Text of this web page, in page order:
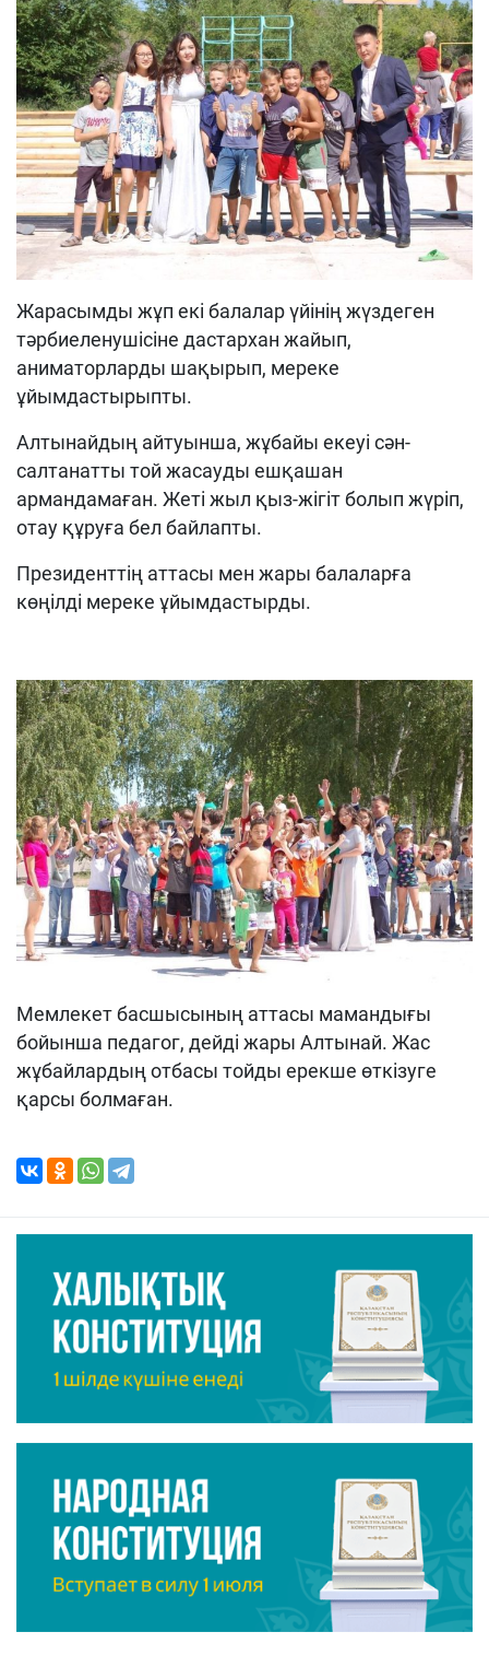
Жарасымды жұп екі балалар үйінің жүздеген
тәрбиеленушісіне дастархан жайып,
аниматорларды шақырып, мереке
ұйымдастырыпты.
Алтынайдың айтуынша, жұбайы екеуі сән-
салтанатты той жасауды ешқашан
армандамаған. Жеті жыл қыз-жігіт болып жүріп,
отау құруға бел байлапты.
Президенттің аттасы мен жары балаларға
көңілді мереке ұйымдастырды.
Мемлекет басшысының аттасы мамандығы
бойынша педагог, дейді жары Алтынай. Жас
жұбайлардың отбасы тойды ерекше өткізуге
қарсы болмаған.